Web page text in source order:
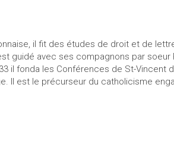
il fit des études de droit et de
guidé avec ses compagnons par soeur
il fonda les Conférences de St-Vincent
Il est le précurseur du catholicisme